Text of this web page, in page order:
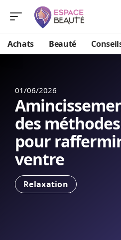
Achats Beauté
01/06/2026
des
pour
ventre
Relaxation